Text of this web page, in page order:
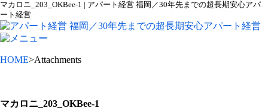
マカロニ_203_OKBee-1 | アパート経営 福岡／30年先までの超長期安心アパ
ート経営
HOME>Attachments
マカロニ_203_OKBee-1